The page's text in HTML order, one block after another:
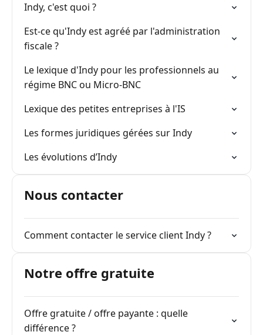
Indy, c'est quoi ?
Est-ce qu'Indy est agréé par l'administration
fiscale ?
Le lexique d'Indy pour les professionnels au
régime BNC ou Micro-BNC
Lexique des petites entreprises à l'IS
Les formes juridiques gérées sur Indy
Les évolutions d’Indy
Nous contacter
Comment contacter le service client Indy ?
Notre offre gratuite
Offre gratuite / offre payante : quelle
différence ?